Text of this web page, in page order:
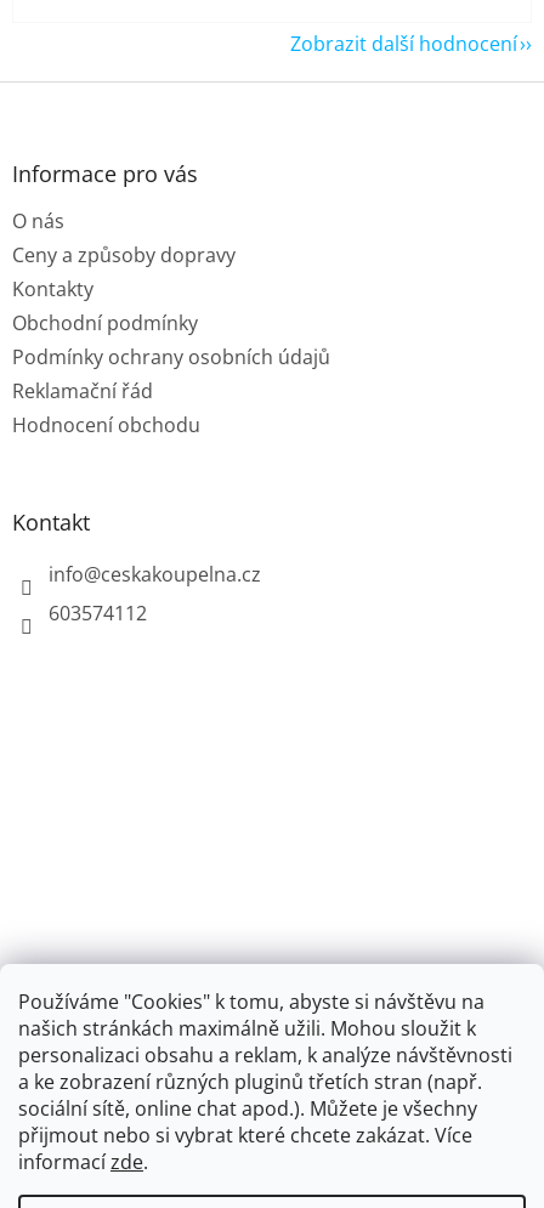
Používáme "Cookies" k tomu, abyste si návštěvu na
našich stránkách maximálně užili. Mohou sloužit k
personalizaci obsahu a reklam, k analýze návštěvnosti
a ke zobrazení různých pluginů třetích stran (např.
sociální sítě, online chat apod.). Můžete je všechny
přijmout nebo si vybrat které chcete zakázat. Více
informacízde.
Zobrazit další hodnocení
Z
Informace pro vás
O nás
Ceny a způsoby dopravy
Kontakty
Obchodní podmínky
Podmínky ochrany osobních údajů
Reklamační řád
Hodnocení obchodu
Kontakt
info@ceskakoupelna.cz
603574112
Retro koupelna
Vytvořil Shoptet + plnenieshopu.cz